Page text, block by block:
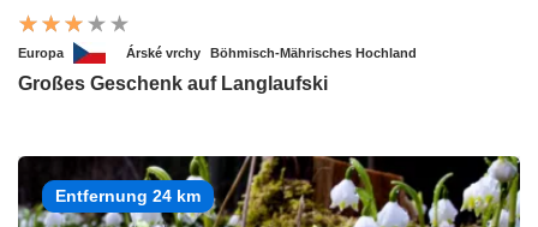
Europa Árské vrchy Böhmisch-Mährisches Hochland
Großes Geschenk auf Langlaufski
Entfernung 24 km